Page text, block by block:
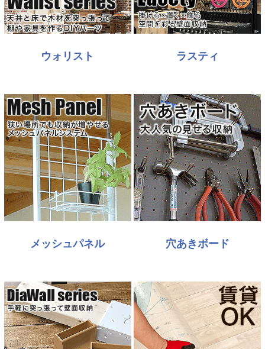
ウォリスト ラスティ
メッシュパネル 穴あきボード